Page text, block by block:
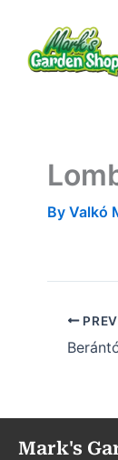
content
By Valkó
Mark's